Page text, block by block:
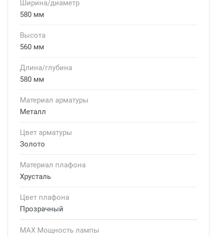
Ширина/диаметр
580 мм
Высота
560 мм
Длина/глубина
580 мм
Материал арматуры
Металл
Цвет арматуры
Золото
Материал плафона
Хрусталь
Цвет плафона
Прозрачный
MAX Мощность лампы